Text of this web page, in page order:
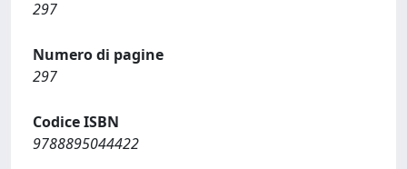
297
Numero di pagine
297
Codice ISBN
9788895044422